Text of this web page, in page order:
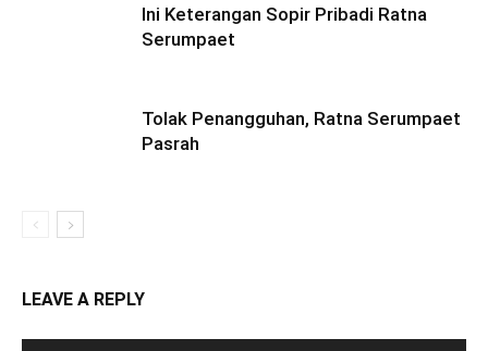
Ini Keterangan Sopir Pribadi Ratna
Serumpaet
Tolak Penangguhan, Ratna Serumpaet
Pasrah
LEAVE A REPLY